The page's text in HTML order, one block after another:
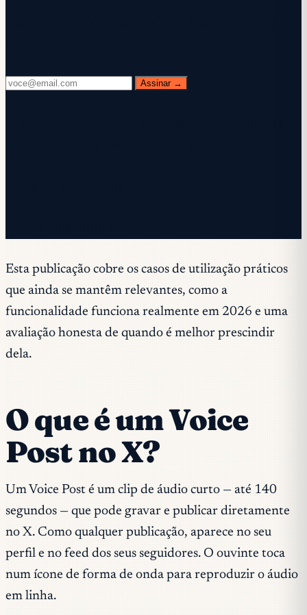
Assinar →
Esta publicação cobre os casos de utilização práticos
que ainda se mantêm relevantes, como a
funcionalidade funciona realmente em 2026 e uma
avaliação honesta de quando é melhor prescindir
dela.
O que é um Voice
Post no X?
Um Voice Post é um clip de áudio curto — até 140
segundos — que pode gravar e publicar diretamente
no X. Como qualquer publicação, aparece no seu
perfil e no feed dos seus seguidores. O ouvinte toca
num ícone de forma de onda para reproduzir o áudio
em linha.